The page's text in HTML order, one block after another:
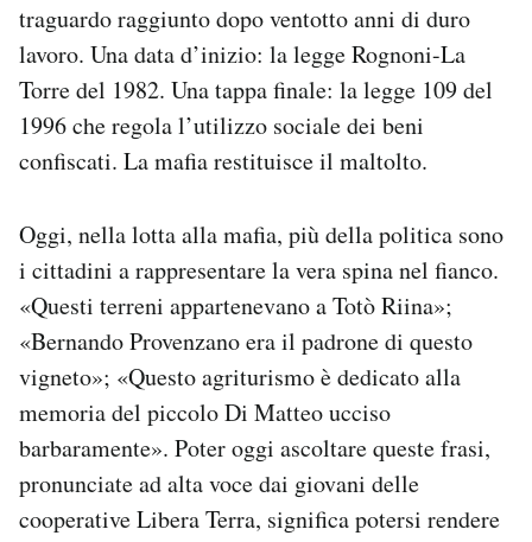
traguardo raggiunto dopo ventotto anni di duro
lavoro. Una data d’inizio: la legge Rognoni-La
Torre del 1982. Una tappa finale: la legge 109 del
1996 che regola l’utilizzo sociale dei beni
confiscati. La mafia restituisce il maltolto.
Oggi, nella lotta alla mafia, più della politica sono
i cittadini a rappresentare la vera spina nel fianco.
«Questi terreni appartenevano a Totò Riina»;
«Bernando Provenzano era il padrone di questo
vigneto»; «Questo agriturismo è dedicato alla
memoria del piccolo Di Matteo ucciso
barbaramente». Poter oggi ascoltare queste frasi,
pronunciate ad alta voce dai giovani delle
cooperative Libera Terra, significa potersi rendere